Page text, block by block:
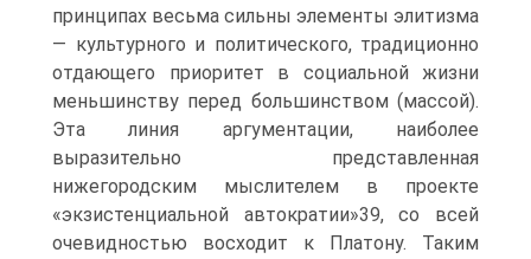
принципах весьма сильны элементы элитизма
— культурного и политического, традиционно
отдающего приоритет в социальной жизни
меньшинству перед большинством (массой).
Эта линия аргументации, наиболее
выразительно представленная
нижегородским мыслителем в проекте
«экзистенциальной автократии»39, со всей
очевидностью восходит к Платону. Таким